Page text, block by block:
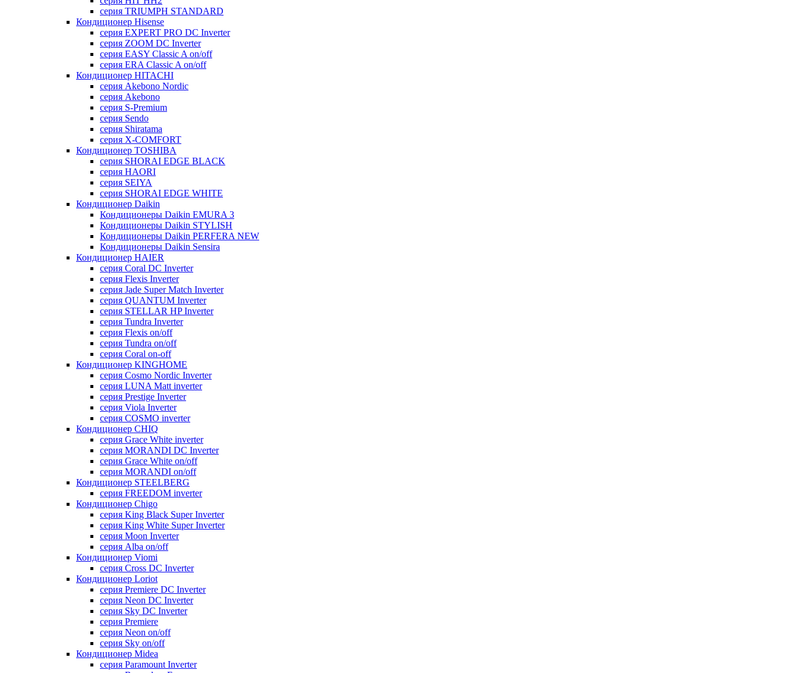
серия TRIUMPH STANDARD
Кондиционер Hisense
серия EXPERT PRO DC Inverter
серия ZOOM DC Inverter
серия EASY Classic A on/off
серия ERA Classic A on/off
Кондиционер HITACHI
cерия Akebono Nordic
серия Akebono
серия S-Premium
серия Sendo
серия Shiratama
серия X-COMFORT
Кондиционер TOSHIBA
серия SHORAI EDGE BLACK
серия HAORI
серия SEIYA
серия SHORAI EDGE WHITE
Кондиционер Daikin
Кондиционеры Daikin EMURA 3
Кондиционеры Daikin STYLISH
Кондиционеры Daikin PERFERA NEW
Кондиционеры Daikin Sensira
Кондиционер HAIER
серия Coral DC Inverter
серия Flexis Inverter
серия Jade Super Match Inverter
серия QUANTUM Inverter
серия STELLAR HP Inverter
серия Tundra Inverter
серия Flexis on/off
серия Tundra on/off
серия Coral on-off
Кондиционер KINGHOME
серия Cosmo Nordic Inverter
серия LUNA Matt inverter
серия Prestige Inverter
серия Viola Inverter
серия COSMO inverter
Кондиционер CHIQ
серия Grace White inverter
серия MORANDI DC Inverter
серия Grace White on/off
серия MORANDI on/off
Кондиционер STEELBERG
серия FREEDOM inverter
Кондиционер Chigo
серия King Black Super Inverter
серия King White Super Inverter
серия Moon Inverter
серия Alba on/off
Кондиционер Viomi
серия Cross DC Inverter
Кондиционер Loriot
серия Premiere DC Inverter
серия Neon DC Inverter
серия Sky DC Inverter
серия Premiere
серия Neon on/off
серия Sky on/off
Кондиционер Midea
серия Paramount Inverter